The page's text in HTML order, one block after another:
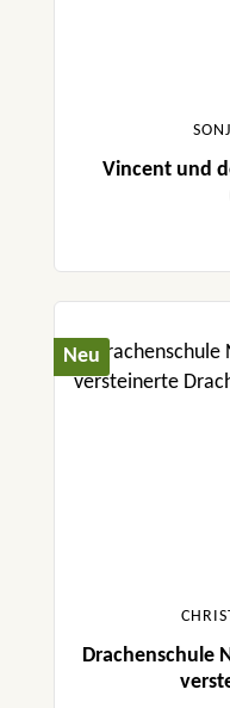
Vincent und
Neu
Drachenschule